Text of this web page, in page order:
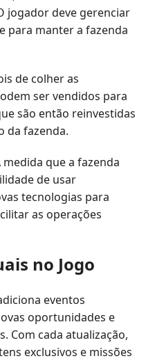
jogador deve gerenciar
para manter a fazenda
de colher as
ser vendidos para
são então reinvestidas
da fazenda.
medida que a fazenda
de usar
tecnologias para
as operações
no Jogo
eventos
oportunidades e
Com cada atualização,
exclusivos e missões